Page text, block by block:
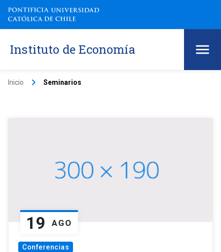
Instituto de Economía
Inicio keyboard_arrow_right Seminarios
19 AGO
Conferencias